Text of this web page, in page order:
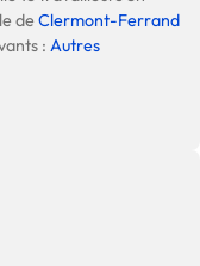
deClermont-Ferrand
: Autres